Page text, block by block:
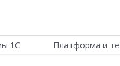
1С Платформа и